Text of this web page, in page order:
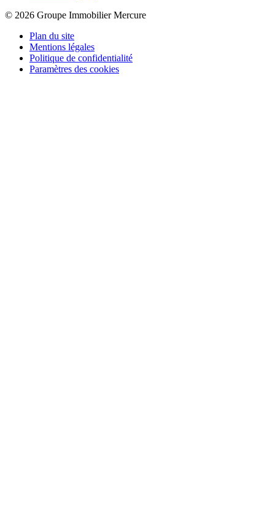
© 2026 Groupe Immobilier Mercure
Plan du site
Mentions légales
Politique de confidentialité
Paramètres des cookies